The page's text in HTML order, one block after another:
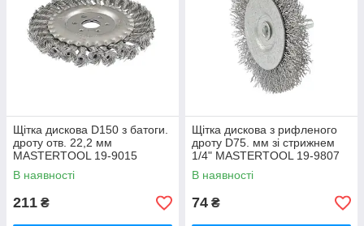
Щітка дискова D150 з батоги.
дроту отв. 22,2 мм
MASTERTOOL 19-9015
В наявності
211 ₴
Щітка дискова з рифленого
дроту D75. мм зі стрижнем
1/4" MASTERTOOL 19-9807
В наявності
74 ₴